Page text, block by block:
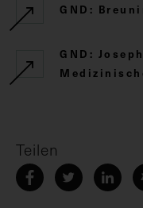
GND:
GND:
Teilen